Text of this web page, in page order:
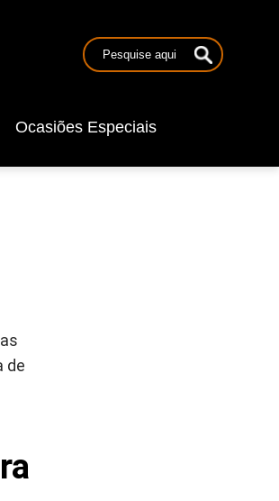
Ocasiões Especiais
de